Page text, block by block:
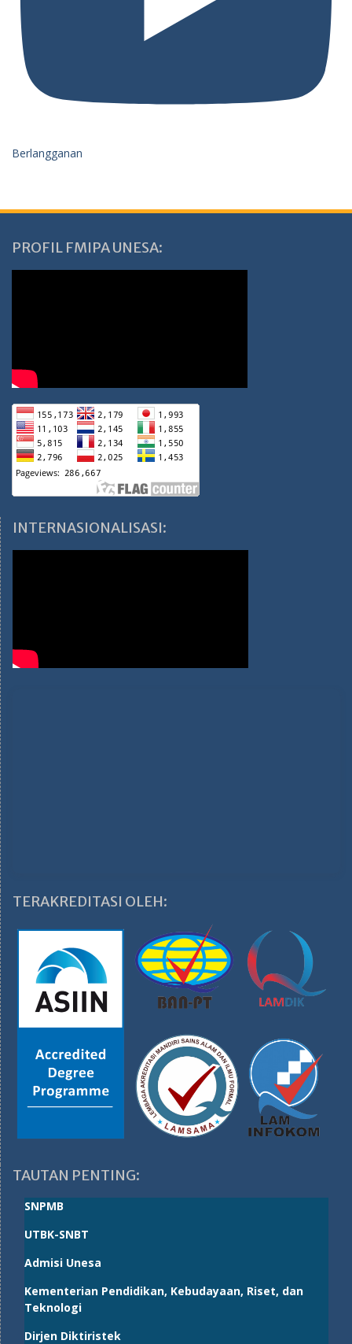
Berlangganan
PROFIL FMIPA UNESA:
INTERNASIONALISASI:
TERAKREDITASI OLEH:
TAUTAN PENTING:
SNPMB
UTBK-SNBT
Admisi Unesa
Kementerian Pendidikan, Kebudayaan, Riset, dan
Teknologi
Dirjen Diktiristek